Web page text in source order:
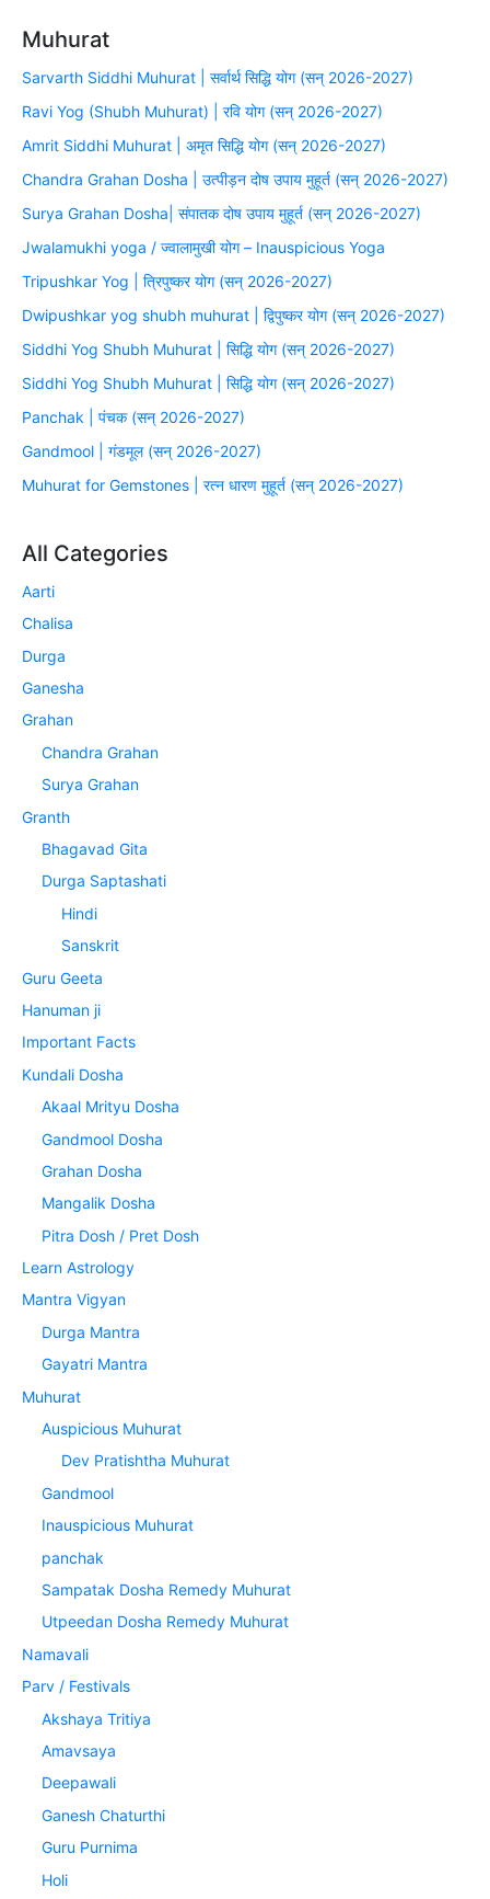
Muhurat
Sarvarth Siddhi Muhurat | सर्वार्थ सिद्धि योग (सन् 2026-2027)
Ravi Yog (Shubh Muhurat) | रवि योग (सन् 2026-2027)
Amrit Siddhi Muhurat | अमृत सिद्धि योग (सन् 2026-2027)
Chandra Grahan Dosha | उत्पीड़न दोष उपाय मुहूर्त (सन् 2026-2027)
Surya Grahan Dosha| संपातक दोष उपाय मुहूर्त (सन् 2026-2027)
Jwalamukhi yoga / ज्वालामुखी योग – Inauspicious Yoga
Tripushkar Yog | त्रिपुष्कर योग (सन् 2026-2027)
Dwipushkar yog shubh muhurat | द्विपुष्कर योग (सन् 2026-2027)
Siddhi Yog Shubh Muhurat | सिद्धि योग (सन् 2026-2027)
Siddhi Yog Shubh Muhurat | सिद्धि योग (सन् 2026-2027)
Panchak | पंचक (सन् 2026-2027)
Gandmool | गंडमूल (सन् 2026-2027)
Muhurat for Gemstones | रत्न धारण मुहूर्त (सन् 2026-2027)
All Categories
Aarti
Chalisa
Durga
Ganesha
Grahan
Chandra Grahan
Surya Grahan
Granth
Bhagavad Gita
Durga Saptashati
Hindi
Sanskrit
Guru Geeta
Hanuman ji
Important Facts
Kundali Dosha
Akaal Mrityu Dosha
Gandmool Dosha
Grahan Dosha
Mangalik Dosha
Pitra Dosh / Pret Dosh
Learn Astrology
Mantra Vigyan
Durga Mantra
Gayatri Mantra
Muhurat
Auspicious Muhurat
Dev Pratishtha Muhurat
Gandmool
Inauspicious Muhurat
panchak
Sampatak Dosha Remedy Muhurat
Utpeedan Dosha Remedy Muhurat
Namavali
Parv / Festivals
Akshaya Tritiya
Amavsaya
Deepawali
Ganesh Chaturthi
Guru Purnima
Holi